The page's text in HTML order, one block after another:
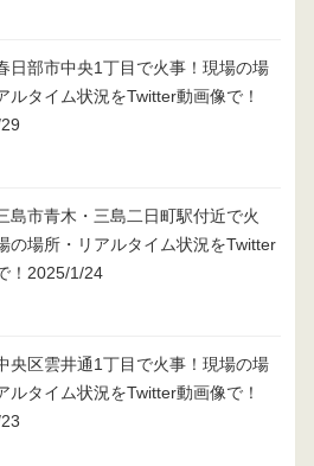
日部市中央1丁目で火事！現場の場
ルタイム状況をTwitter動画像で！
島市青木・三島二日町駅付近で火
の場所・リアルタイム状況をTwitter
！2025/1/24
央区雲井通1丁目で火事！現場の場
ルタイム状況をTwitter動画像で！